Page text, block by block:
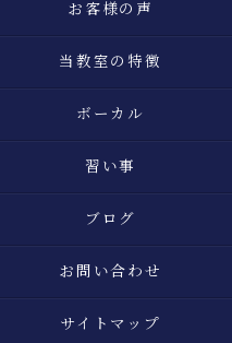
お客様の声
当教室の特徴
ボーカル
習い事
ブログ
お問い合わせ
サイトマップ